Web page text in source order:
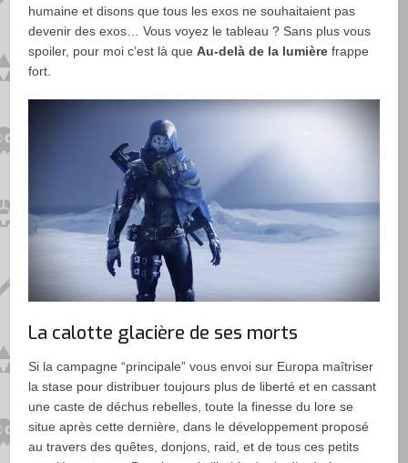
humaine et disons que tous les exos ne souhaitaient pas
devenir des exos… Vous voyez le tableau ? Sans plus vous
spoiler, pour moi c’est là queAu-delà de la lumièrefrappe
fort.
La calotte glacière de ses morts
Si la campagne “principale” vous envoi sur Europa maîtriser
la stase pour distribuer toujours plus de liberté et en cassant
une caste de déchus rebelles, toute la finesse du lore se
situe après cette dernière, dans le développement proposé
au travers des quêtes, donjons, raid, et de tous ces petits